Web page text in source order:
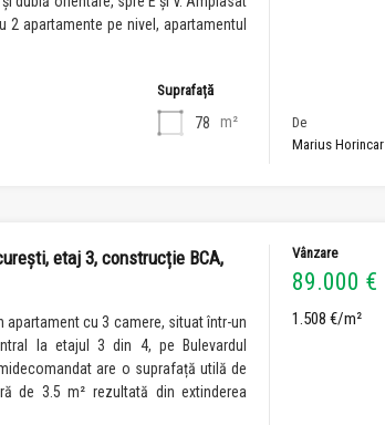
apartamente pe nivel, apartamentul
Suprafață
78 m²
De
Marius Horincar
etaj 3, construcție BCA,
apartament cu 3 camere, situat într-un
la etajul 3 din 4, pe Bulevardul
are o suprafață utilă de
de 3.5 m² rezultată din extinderea
Vânzare
89.000 €
1.508 €/m²